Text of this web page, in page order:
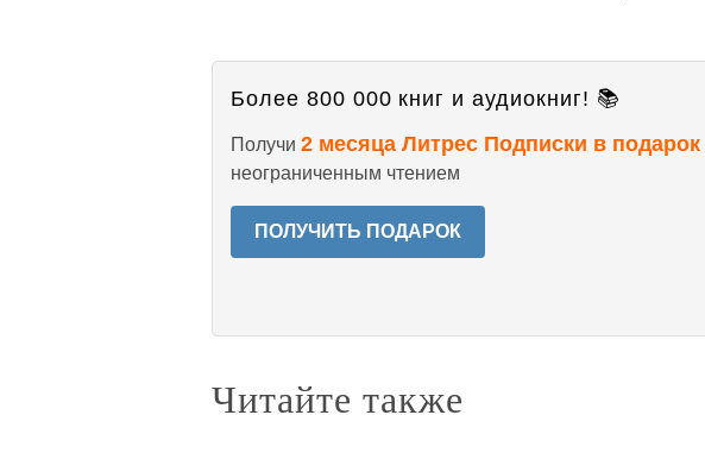
Более 800 000 книг и аудиокниг! 📚
Получи 2 месяца Литрес Подписки в подарок
неограниченным чтением
ПОЛУЧИТЬ ПОДАРОК
Читайте также